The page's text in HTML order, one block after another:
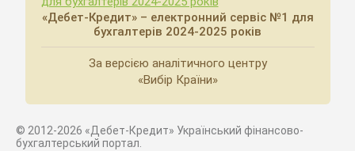
«Дебет-Кредит» – електронний сервіс №1 для
бухгалтерів 2024-2025 років
За версією аналітичного центру
«Вибір Країни»
© 2012-2026 «Дебет-Кредит» Український фінансово-
бухгалтерський портал.